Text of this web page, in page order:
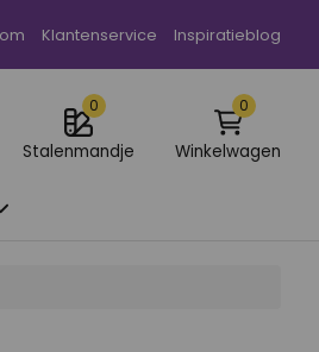
Klantenservice Inspiratieblog
0
Stalenmandje
0
Winkelwagen